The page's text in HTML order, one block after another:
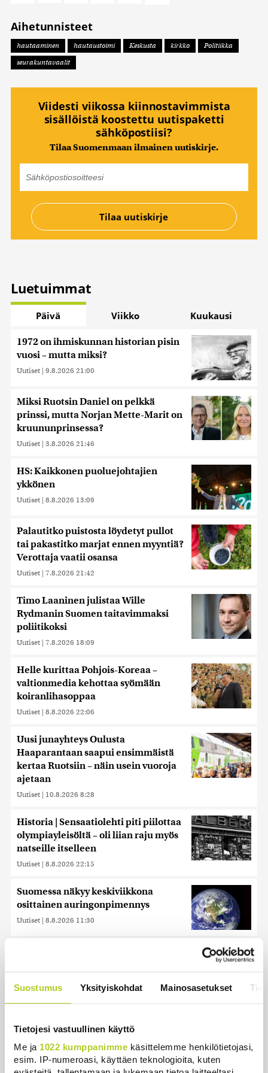
Suostumus Yksityiskohdat Mainosasetukset
Tietojesi vastuullinen käyttö
Me ja 1022 kumppanimme käsittelemme henkilötietojasi,
esim. IP-numeroasi, käyttäen teknologioita, kuten
Aihetunnisteet
hautaaminen hautaustoimi Keskusta kirkko
Politiikka
seurakuntavaalit
Viidesti viikossa kiinnostavimmista
sisällöistä koostettu uutispaketti
sähköpostiisi?
Tilaa Suomenmaan ilmainen uutiskirje.
Luetuimmat
Päivä Viikko Kuukausi
1972 on ihmiskunnan historian pisin
vuosi – mutta miksi?
Uutiset | 9.8.2026 21:00
Miksi Ruotsin Daniel on pelkkä
prinssi, mutta Norjan Mette-Marit on
kruununprinsessa?
Uutiset | 3.8.2026 21:46
HS: Kaikkonen puoluejohtajien
ykkönen
Uutiset | 8.8.2026 13:09
Palautitko puistosta löydetyt pullot
tai pakastitko marjat ennen myyntiä?
Verottaja vaatii osansa
Uutiset | 7.8.2026 21:42
Timo Laaninen julistaa Wille
Rydmanin Suomen taitavimmaksi
poliitikoksi
Uutiset | 7.8.2026 18:09
Helle kurittaa Pohjois-Koreaa –
valtionmedia kehottaa syömään
koiranlihasoppaa
Uutiset | 8.8.2026 22:06
Uusi junayhteys Oulusta
Haaparantaan saapui ensimmäistä
kertaa Ruotsiin – näin usein vuoroja
ajetaan
Uutiset | 10.8.2026 8:28
Historia | Sensaatiolehti piti piilottaa
olympiayleisöltä – oli liian raju myös
natseille itselleen
Uutiset | 8.8.2026 22:15
Suomessa näkyy keskiviikkona
osittainen auringonpimennys
Uutiset | 8.8.2026 11:30
Uutiset | 7.8.2026 21:55
Uusimmat